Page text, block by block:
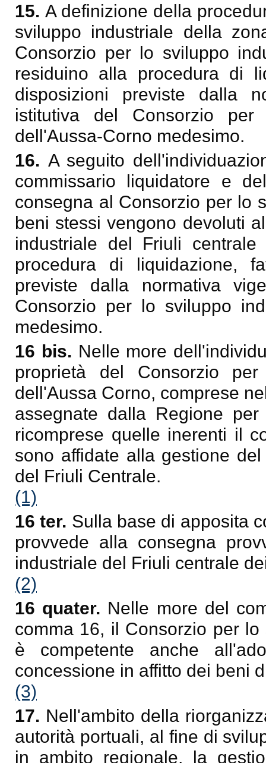
15. A definizione della
sviluppo industriale della
Consorzio per lo sviluppo
residuino alla procedura di
disposizioni previste dalla
istitutiva del Consorzio
dell'Aussa-Corno medesimo.
16. A seguito
commissario liquidatore e
consegna al Consorzio per lo
beni stessi vengono devoluti
industriale del Friuli
procedura di liquidazione,
previste dalla normativa
Consorzio per lo sviluppo
medesimo.
16 bis. Nelle more
proprietà del Consorzio
dell'Aussa Corno, comprese
assegnate dalla Regione
ricomprese quelle inerenti il
sono affidate alla gestione
del Friuli Centrale.
(1)
16 ter. Sulla base di apposita
provvede alla consegna
industriale del Friuli centrale
(2)
16 quater. Nelle more del
comma 16, il Consorzio per
è competente anche
concessione in affitto dei beni
(3)
17. Nell'ambito della
autorità portuali, al fine di
in ambito regionale, la